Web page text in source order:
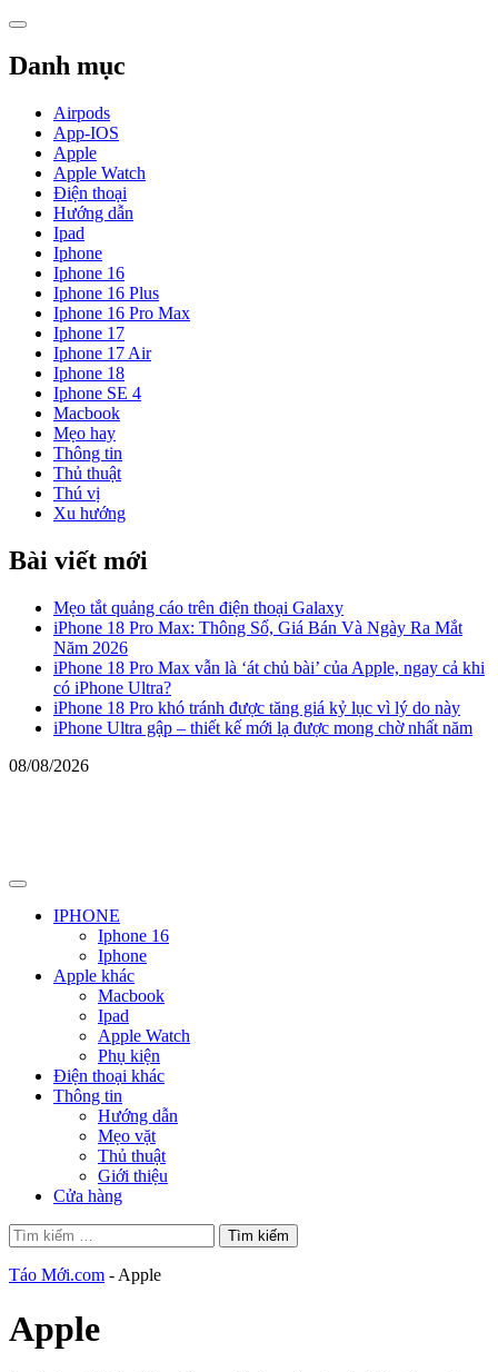
Skip
content
Danh mục
Airpods
App-IOS
Apple
Apple Watch
Điện thoại
Hướng dẫn
Ipad
Iphone
Iphone 16
Iphone 16 Plus
Iphone 16 Pro Max
Iphone 17
Iphone 17 Air
Iphone 18
Iphone SE 4
Macbook
Mẹo hay
Thông tin
Thủ thuật
Thú vị
Xu hướng
Bài viết mới
Mẹo tắt quảng cáo trên điện thoại Galaxy
iPhone 18 Pro Max: Thông Số, Giá Bán Và Ngày Ra Mắt
Năm 2026
iPhone 18 Pro Max vẫn là ‘át chủ bài’ của Apple, ngay cả khi
có iPhone Ultra?
iPhone 18 Pro khó tránh được tăng giá kỷ lục vì lý do này
iPhone Ultra gập – thiết kế mới lạ được mong chờ nhất năm
08/08/2026
Primary
IPHONE
Iphone 16
Iphone
Apple khác
Macbook
Ipad
Apple Watch
Phụ kiện
Điện thoại khác
Thông tin
Hướng dẫn
Mẹo vặt
Thủ thuật
Giới thiệu
Cửa hàng
Tìm
kiếm
cho:
Táo Mới.com - Apple
Apple